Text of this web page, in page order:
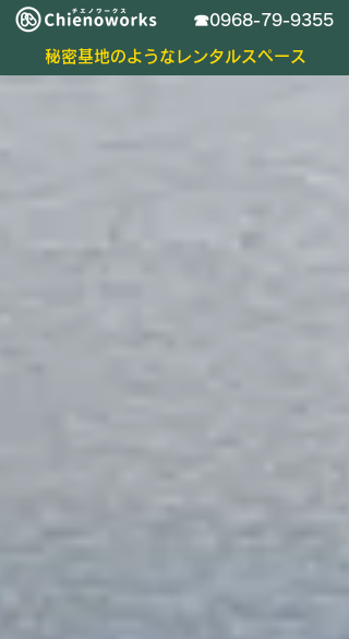
秘密基地のようなレンタルスペース
​☎0968-79-9355